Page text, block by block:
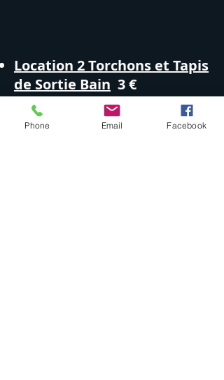
Location 2 Torchons et Tapis
de Sortie Bain 3 €
Phone Email Facebook